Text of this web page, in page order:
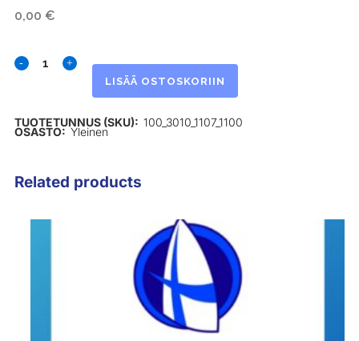
0,00 €
LISÄÄ OSTOSKORIIN
TUOTETUNNUS (SKU): 100_3010_1107_1100
OSASTO: Yleinen
Related products